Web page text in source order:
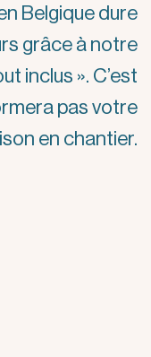
Belgique dure
grâce à notre
inclus ». C’est
pas votre
en chantier.